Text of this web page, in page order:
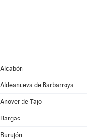
Alcabón
Aldeanueva de Barbarroya
Añover de Tajo
Bargas
Burujón